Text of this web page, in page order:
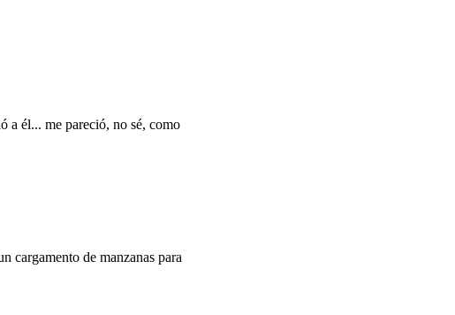
a él... me pareció, no sé, como
cargamento de manzanas para